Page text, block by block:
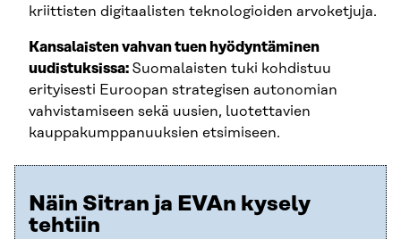
kriittisten digitaalisten teknologioiden arvoketjuja.
Kansalaisten vahvan tuen hyödyntäminen
uudistuksissa: Suomalaisten tuki kohdistuu
erityisesti Euroopan strategisen autonomian
vahvistamiseen sekä uusien, luotettavien
kauppakumppanuuksien etsimiseen.
Näin Sitran ja EVAn kysely
tehtiin